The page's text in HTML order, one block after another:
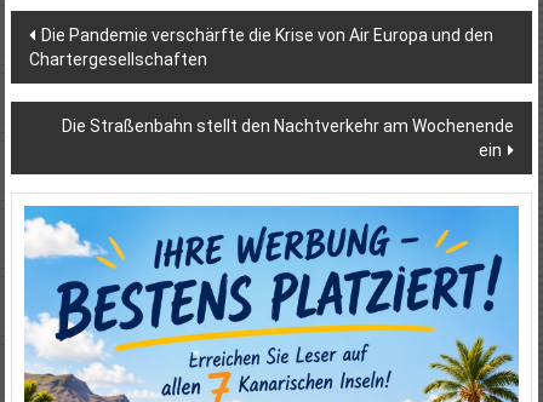
Beitragsnavigation
Die Pandemie verschärfte die Krise von Air Europa und den
Chartergesellschaften
Die Straßenbahn stellt den Nachtverkehr am Wochenende
ein